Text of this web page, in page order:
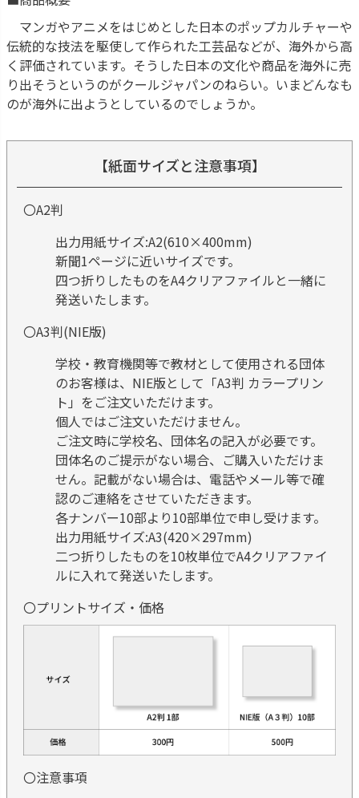
マンガやアニメをはじめとした日本のポップカルチャーや
伝統的な技法を駆使して作られた工芸品などが、海外から高
く評価されています。そうした日本の文化や商品を海外に売
り出そうというのがクールジャパンのねらい。いまどんなも
のが海外に出ようとしているのでしょうか。
【紙面サイズと注意事項】
〇A2判
出力用紙サイズ:A2(610×400mm)
新聞1ページに近いサイズです。
四つ折りしたものをA4クリアファイルと一緒に
発送いたします。
〇A3判(NIE版)
学校・教育機関等で教材として使用される団体
のお客様は、NIE版として「A3判 カラープリン
ト」をご注文いただけます。
個人ではご注文いただけません。
ご注文時に学校名、団体名の記入が必要です。
団体名のご提示がない場合、ご購入いただけま
せん。記載がない場合は、電話やメール等で確
認のご連絡をさせていただきます。
各ナンバー10部より10部単位で申し受けます。
出力用紙サイズ:A3(420×297mm)
二つ折りしたものを10枚単位でA4クリアファイ
ルに入れて発送いたします。
〇プリントサイズ・価格
〇注意事項